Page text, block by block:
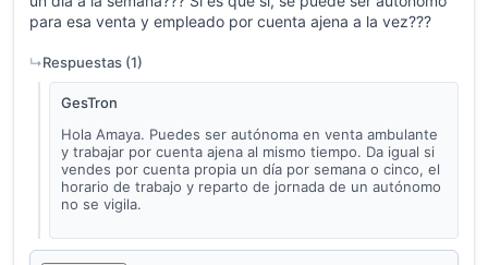
para esa venta y empleado por cuenta ajena a la vez???
Respuestas (1)
GesTron
Hola Amaya. Puedes ser autónoma en venta ambulante
y trabajar por cuenta ajena al mismo tiempo. Da igual si
vendes por cuenta propia un día por semana o cinco, el
horario de trabajo y reparto de jornada de un autónomo
no se vigila.